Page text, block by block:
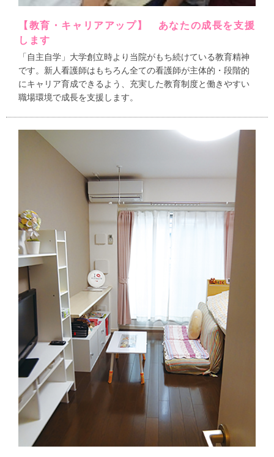
【教育・キャリアアップ】 あなたの成長を支援
します
「自主自学」大学創立時より当院がもち続けている教育精神
です。新人看護師はもちろん全ての看護師が主体的・段階的
にキャリア育成できるよう、充実した教育制度と働きやすい
職場環境で成長を支援します。